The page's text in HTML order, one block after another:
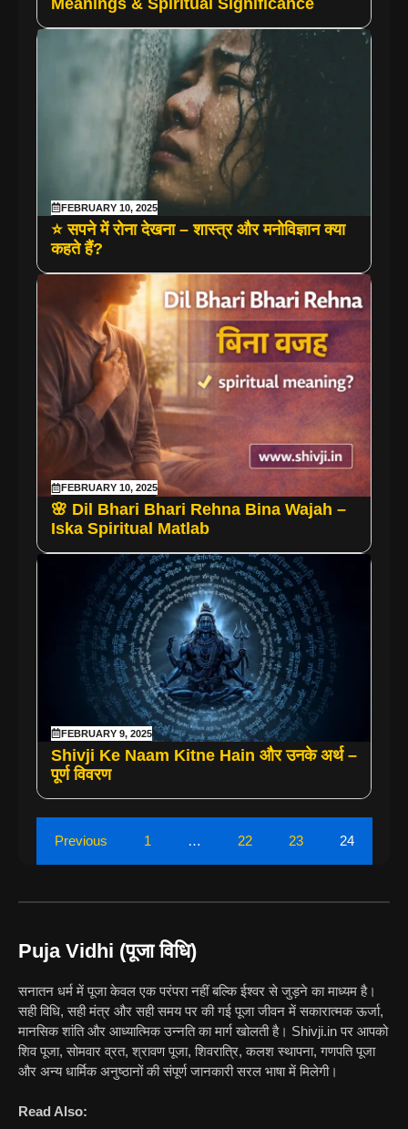
FEBRUARY 10, 2025
⭐ सपने में रोना देखना – शास्त्र और मनोविज्ञान क्या
कहते हैं?
FEBRUARY 10, 2025
🌸 Dil Bhari Bhari Rehna Bina Wajah –
Iska Spiritual Matlab
FEBRUARY 9, 2025
Shivji Ke Naam Kitne Hain और उनके अर्थ –
पूर्ण विवरण
Previous 1 … 22 23 24
Puja Vidhi (पूजा विधि)
सनातन धर्म में पूजा केवल एक परंपरा नहीं बल्कि ईश्वर से जुड़ने का माध्यम है।
सही विधि, सही मंत्र और सही समय पर की गई पूजा जीवन में सकारात्मक ऊर्जा,
मानसिक शांति और आध्यात्मिक उन्नति का मार्ग खोलती है। Shivji.in पर आपको
शिव पूजा, सोमवार व्रत, श्रावण पूजा, शिवरात्रि, कलश स्थापना, गणपति पूजा
और अन्य धार्मिक अनुष्ठानों की संपूर्ण जानकारी सरल भाषा में मिलेगी।
Read Also: